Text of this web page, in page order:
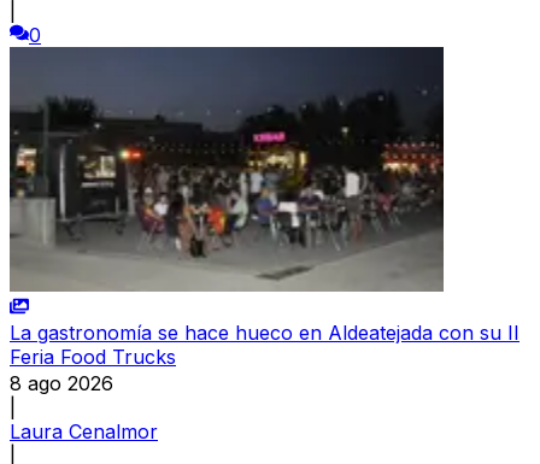
0
La gastronomía se hace hueco en Aldeatejada con su II
Feria Food Trucks
8 ago 2026
Laura Cenalmor